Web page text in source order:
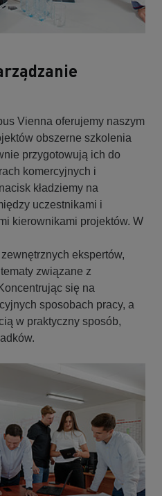
Vienna oferujemy naszym
obszerne szkolenia
przygotowują ich do
komercyjnych i
kładziemy na
uczestnikami i
kierownikami projektów. W
ekspertów,
związane z
się na
sposobach pracy, a
w praktyczny sposób,